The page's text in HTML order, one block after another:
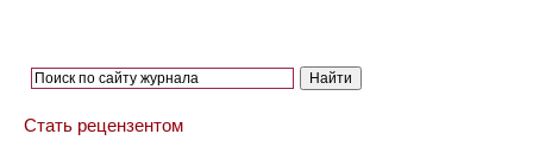
Стать рецензентом